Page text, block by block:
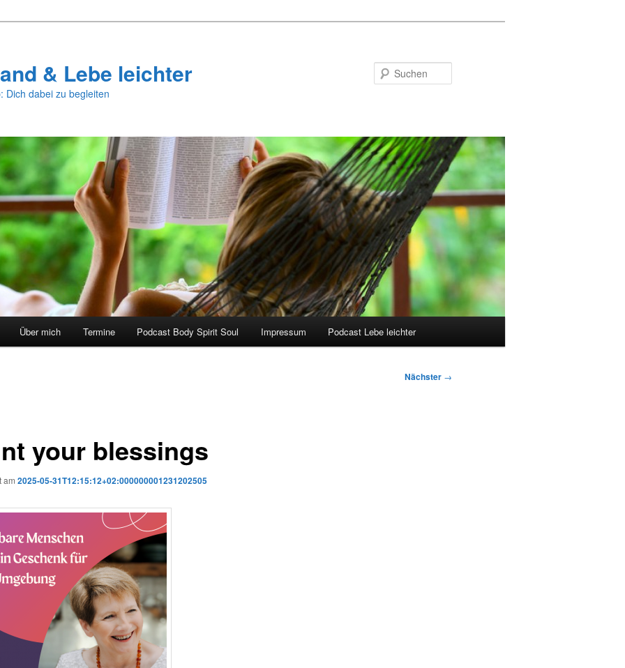
& Lebe leichter
Dich dabei zu begleiten
Über mich Termine Podcast Body Spirit Soul Impressum Podcast Lebe leichter
Nächster →
your blessings
am 2025-05-31T12:15:12+02:000000001231202505